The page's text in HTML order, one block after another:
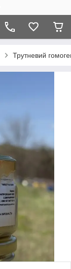
Трутневий